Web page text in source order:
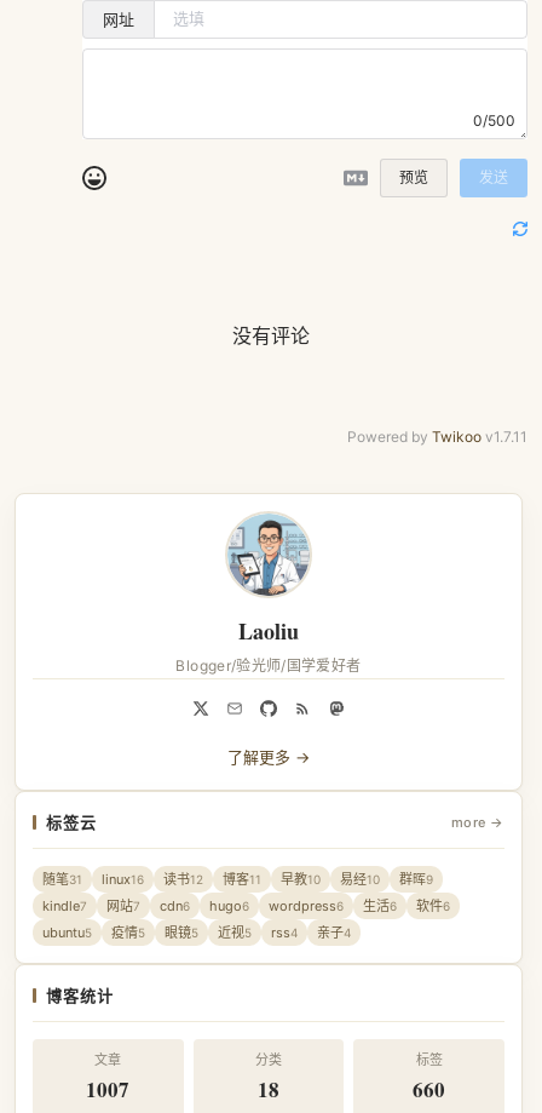
网址
0/500
预览 发送
没有评论
Powered by Twikoo v1.7.11
Laoliu
Blogger/验光师/国学爱好者
了解更多 →
标签云 more →
随笔31 linux16 读书12 博客11 早教10 易经10 群晖9
kindle7 网站7 cdn6 hugo6 wordpress6 生活6 软件6
ubuntu5 疫情5 眼镜5 近视5 rss4 亲子4
博客统计
文章
1007
分类
18
标签
660